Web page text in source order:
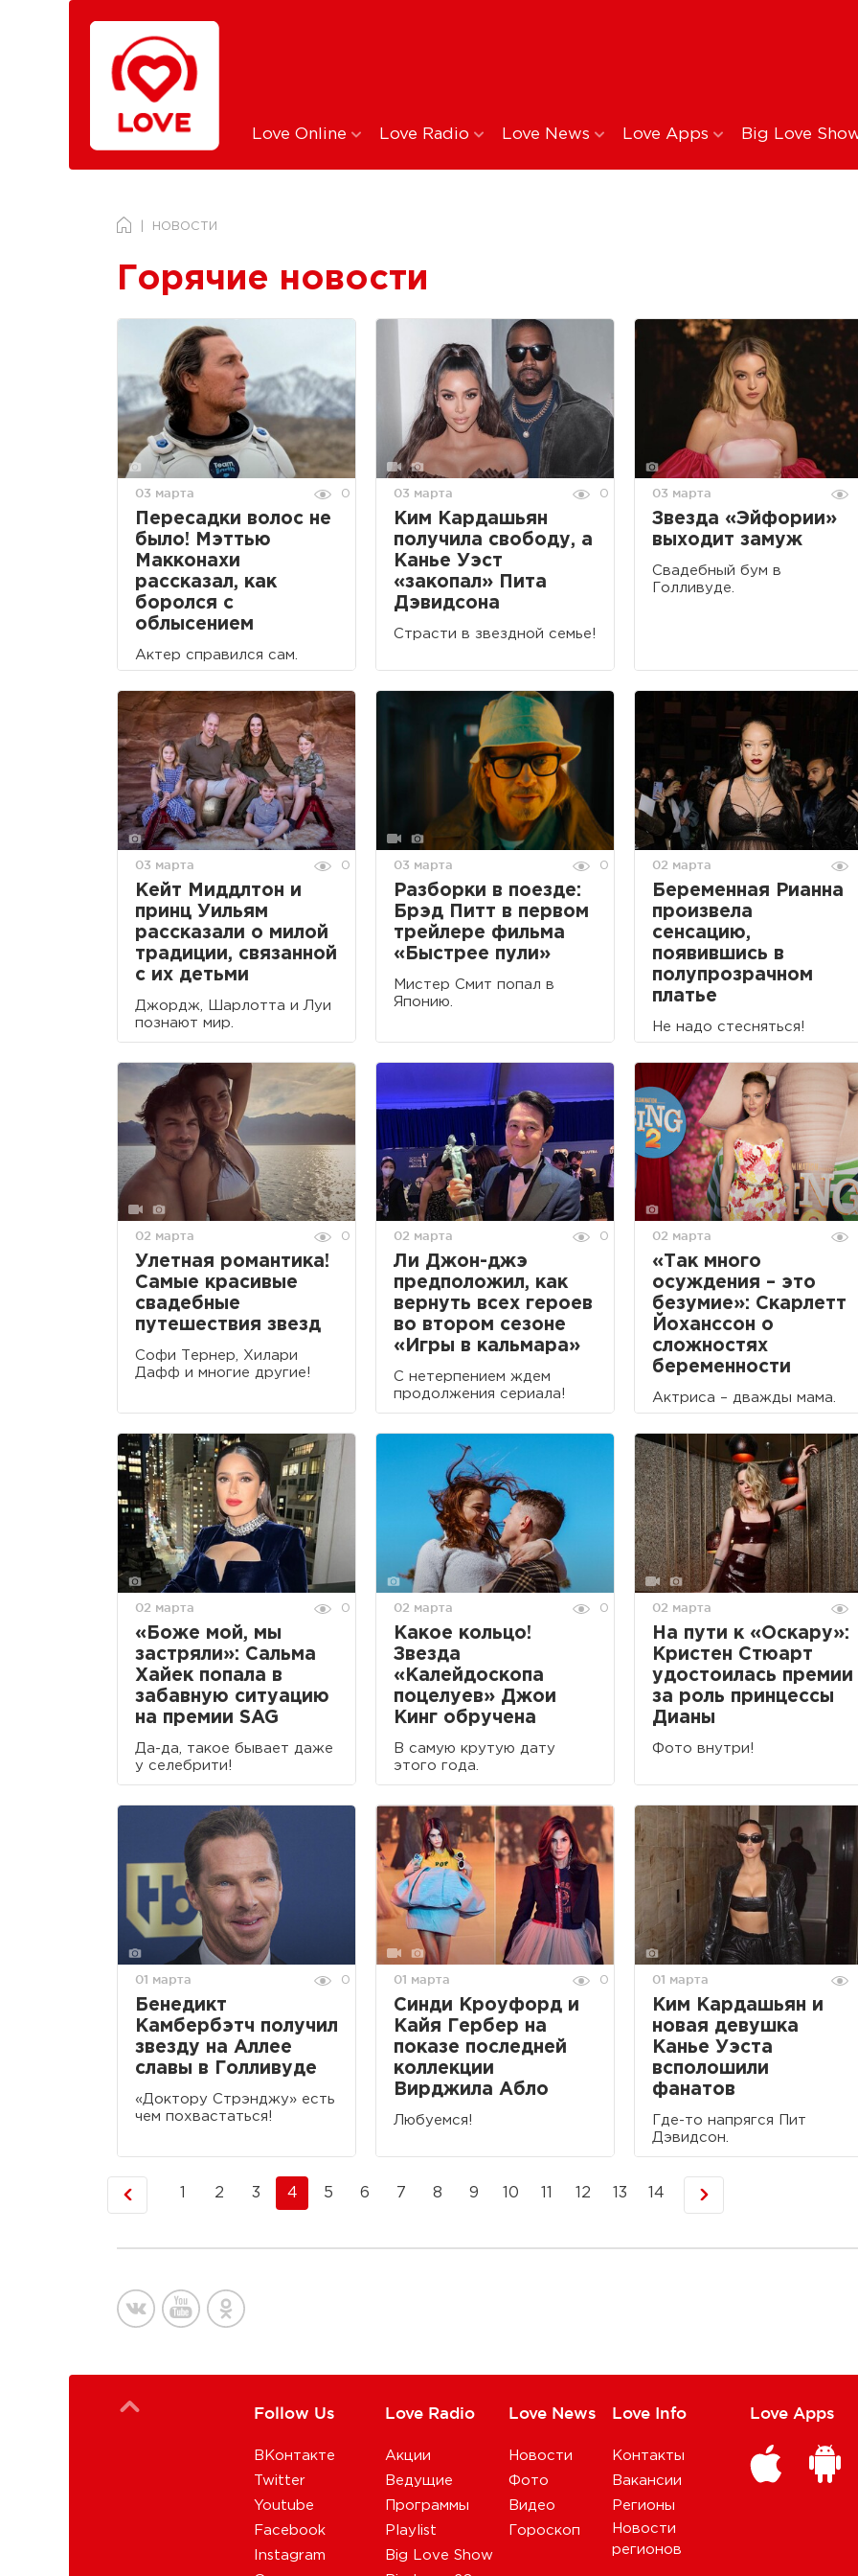
Love Online Love Radio Love News Love Apps Big Love
НОВОСТИ
Горячие новости
03 марта 0
Пересадки волос не
было! Мэттью
Макконахи
рассказал, как
боролся с
облысением
Актер справился сам.
03 марта 0
Ким Кардашьян
получила свободу, а
Канье Уэст
«закопал» Пита
Дэвидсона
Страсти в звездной семье!
03 марта
Звезда «Эйфории»
выходит замуж
Свадебный бум в
Голливуде.
03 марта 0
Кейт Миддлтон и
принц Уильям
рассказали о милой
традиции, связанной
с их детьми
Джордж, Шарлотта и Луи
познают мир.
03 марта 0
Разборки в поезде:
Брэд Питт в первом
трейлере фильма
«Быстрее пули»
Мистер Смит попал в
Японию.
02 марта
Беременная Рианна
произвела
сенсацию,
появившись в
полупрозрачном
платье
Не надо стесняться!
02 марта 0
Улетная романтика!
Самые красивые
свадебные
путешествия звезд
Софи Тернер, Хилари
Дафф и многие другие!
02 марта 0
Ли Джон-джэ
предположил, как
вернуть всех героев
во втором сезоне
«Игры в кальмара»
С нетерпением ждем
продолжения сериала!
02 марта
«Так много
осуждения – это
безумие»: Скарлетт
Йоханссон о
сложностях
беременности
Актриса – дважды мама.
02 марта 0
«Боже мой, мы
застряли»: Сальма
Хайек попала в
забавную ситуацию
на премии SAG
Да-да, такое бывает даже
у селебрити!
02 марта 0
Какое кольцо!
Звезда
«Калейдоскопа
поцелуев» Джои
Кинг обручена
В самую крутую дату
этого года.
02 марта
На пути к «Оскару»:
Кристен Стюарт
удостоилась премии
за роль принцессы
Дианы
Фото внутри!
01 марта 0
Бенедикт
Камбербэтч получил
звезду на Аллее
славы в Голливуде
«Доктору Стрэнджу» есть
чем похвастаться!
01 марта 0
Синди Кроуфорд и
Кайя Гербер на
показе последней
коллекции
Вирджила Абло
Любуемся!
01 марта
Ким Кардашьян и
новая девушка
Канье Уэста
всполошили
фанатов
Где-то напрягся Пит
Дэвидсон.
2 3 4 5 6 7 8 9 10 12 13 14
Follow Us
ВКонтакте
Twitter
Youtube
Facebook
Instagram
Love Radio
Акции
Ведущие
Программы
Playlist
Big Love Show
Love News
Новости
Фото
Видео
Гороскоп
Love Info
Контакты
Вакансии
Регионы
Новости
регионов
Love Apps